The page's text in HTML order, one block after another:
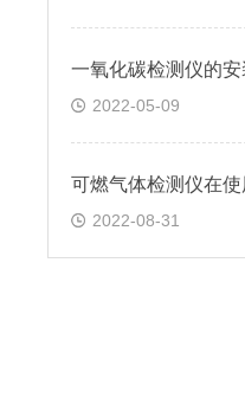
一氧化碳检测仪的
2022-05-09
2022-08-31